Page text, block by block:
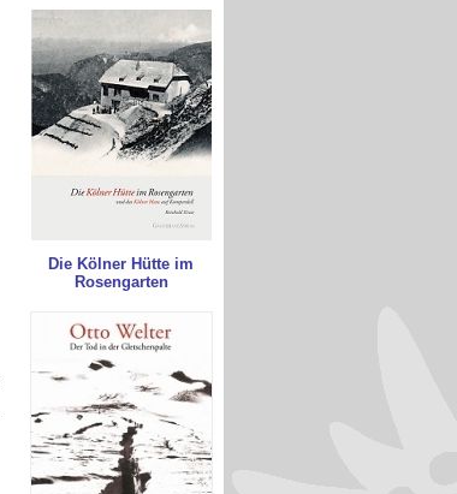
Die Kölner Hütte im
Rosengarten